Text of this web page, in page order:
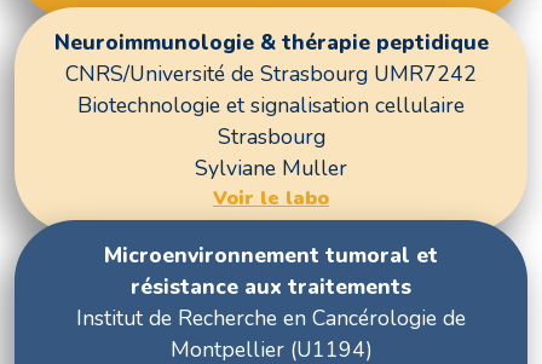
Neuroimmunologie & thérapie peptidique
CNRS/Université de Strasbourg UMR7242
Biotechnologie et signalisation cellulaire
Strasbourg
Sylviane Muller
Voir le labo
Microenvironnement tumoral et
résistance aux traitements
Institut de Recherche en Cancérologie de
Montpellier (U1194)